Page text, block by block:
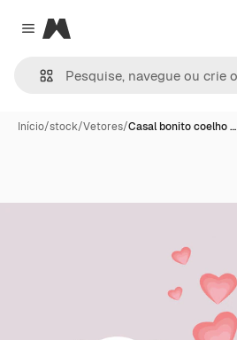
Close menu
Magnific
Início/stock/Vetores/Casal bonito coelho …